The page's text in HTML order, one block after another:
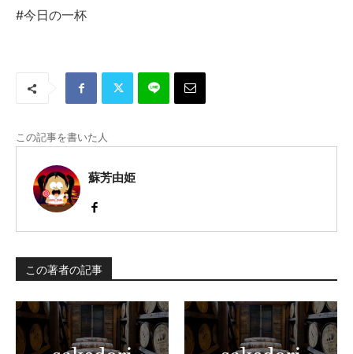
#今日の一杯
この記事を書いた人
蘇芳由姫
この著者の記事